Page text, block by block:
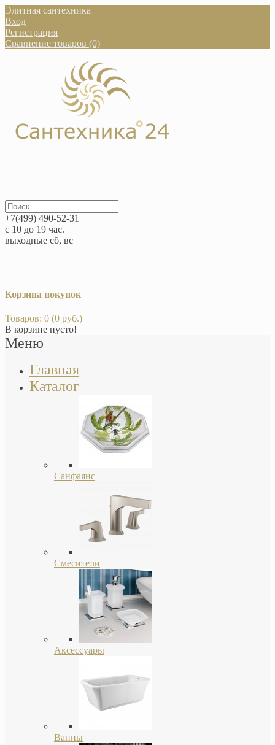
Элитная сантехника
Вход |
Регистрация
Сравнение товаров (0)
+7(499) 490-52-31
с 10 до 19 час.
выходные сб, вс
Корзина покупок
Товаров: 0 (0 руб.)
В корзине пусто!
Меню
Главная
Каталог
Санфаянс
Смесители
Аксессуары
Ванны